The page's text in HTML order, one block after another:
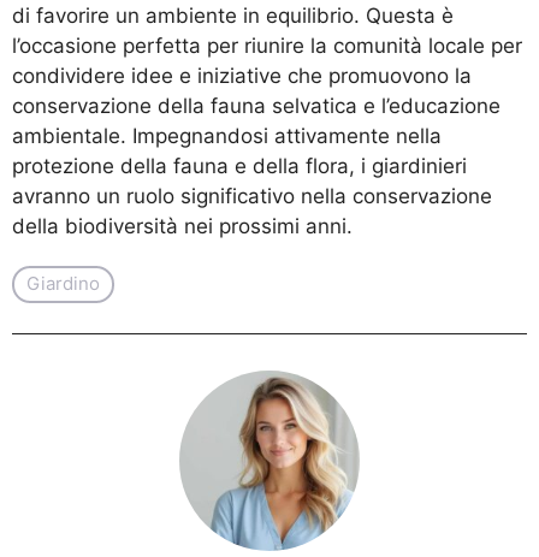
di favorire un ambiente in equilibrio. Questa è
l’occasione perfetta per riunire la comunità locale per
condividere idee e iniziative che promuovono la
conservazione della fauna selvatica e l’educazione
ambientale. Impegnandosi attivamente nella
protezione della fauna e della flora, i giardinieri
avranno un ruolo significativo nella conservazione
della biodiversità nei prossimi anni.
Giardino